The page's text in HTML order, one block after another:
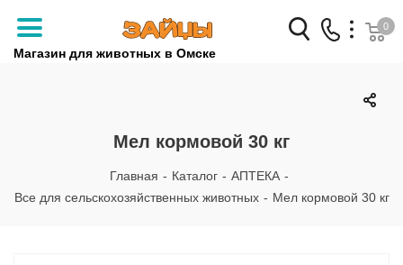
Магазин для животных в Омске
Заказать звонок
+7 (3812) 79-04-04
+7 (950) 959-88-32
0
Мел кормовой 30 кг
Главная - Каталог - АПТЕКА -
Все для сельскохозяйственных животных - Мел кормовой 30 кг